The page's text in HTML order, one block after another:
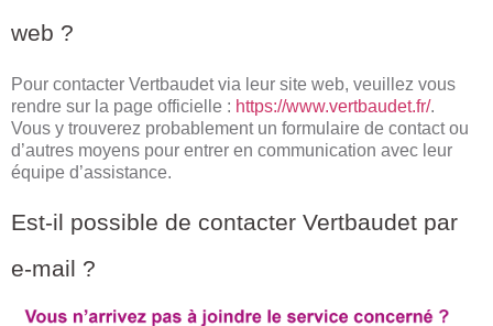
web ?
Pour contacter Vertbaudet via leur site web, veuillez vous
rendre sur la page officielle : https://www.vertbaudet.fr/.
Vous y trouverez probablement un formulaire de contact ou
d’autres moyens pour entrer en communication avec leur
équipe d’assistance.
Est-il possible de contacter Vertbaudet par
e-mail ?